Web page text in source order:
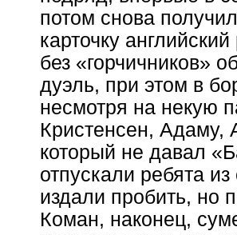
потом снова
карточку
без «горчичников»
дуэль, при этом в
несмотря на некую
Кристенсен, Адаму,
который не давал
отпускали ребята
издали пробить, но
Коман, наконец,